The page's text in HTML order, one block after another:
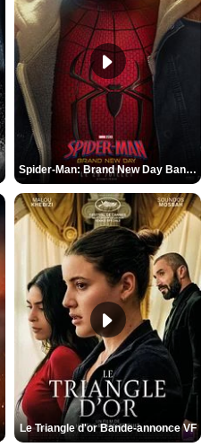
Spider-Man: Brand New Day Bande-annonce VO STFR
Le Triangle d'or Bande-annonce VF